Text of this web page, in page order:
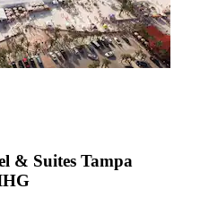
& Suites Tampa